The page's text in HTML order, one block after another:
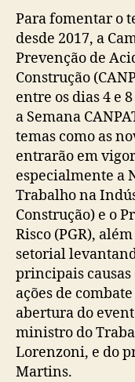
Para fomentar o
desde 2017, a
Prevenção de
Construção
entre os dias 4 e
a Semana
temas como as
entrarão em
especialmente a
Trabalho na
Construção) e o
Risco (PGR),
setorial
principais causas
ações de
abertura do
ministro do
Lorenzoni, e do
Martins.